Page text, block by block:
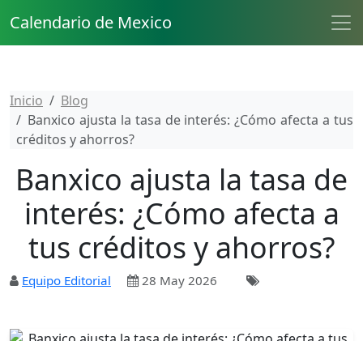
Calendario de Mexico
Inicio
Blog
Banxico ajusta la tasa de interés: ¿Cómo afecta a tus
créditos y ahorros?
Banxico ajusta la tasa de
interés: ¿Cómo afecta a
tus créditos y ahorros?
Equipo Editorial 28 May 2026